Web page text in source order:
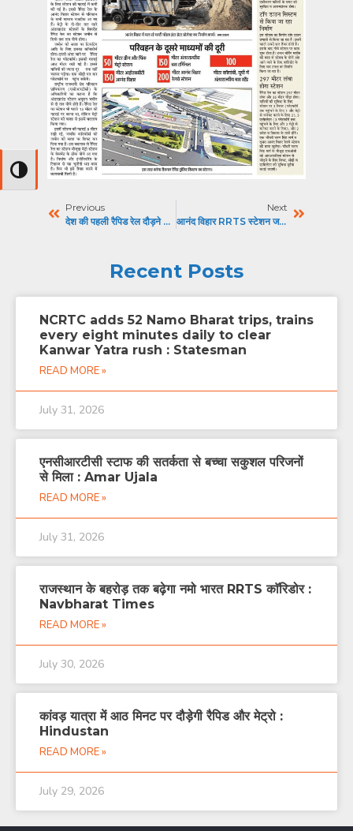
Toggle High Contrast
Previous
देश की पहली रैपिड रेल दौड़ने को तैयार – India Today (20th July)
Next
आनंद विहार RRTS स्टेशन जमीन से सिर्फ आठ मीटर नीचे हो रहा है तैयार – Navbharat Times
Recent Posts
NCRTC adds 52 Namo Bharat trips, trains
every eight minutes daily to clear
Kanwar Yatra rush : Statesman
READ MORE »
July 31, 2026
एनसीआरटीसी स्टाफ की सतर्कता से बच्चा सकुशल परिजनों
से मिला : Amar Ujala
READ MORE »
July 31, 2026
राजस्थान के बहरोड़ तक बढ़ेगा नमो भारत RRTS काॅरिडोर :
Navbharat Times
READ MORE »
July 30, 2026
कांवड़ यात्रा में आठ मिनट पर दौड़ेगी रैपिड और मेट्रो :
Hindustan
READ MORE »
July 29, 2026